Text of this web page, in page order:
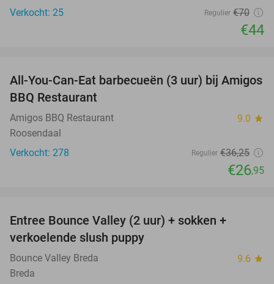
Verkocht: 25
Regulier €70
€44
26%
All-You-Can-Eat barbecueën (3 uur) bij Amigos
BBQ Restaurant
Amigos BBQ Restaurant 9.0 star
Roosendaal
Verkocht: 278
Regulier €36,25
€26,95
Entree Bounce Valley (2 uur) + sokken +
verkoelende slush puppy
Bounce Valley Breda 9.6 star
Breda